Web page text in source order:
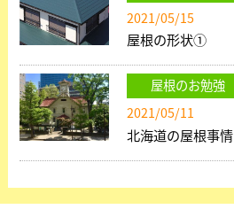
2021/05/15
屋根の形状①
屋根のお勉強
2021/05/11
北海道の屋根事情